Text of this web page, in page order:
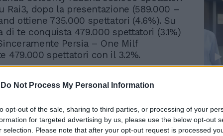
Do Not Process My Personal Information
opt-out of the sale, sharing to third parties, or processing of your
for targeted advertising by us, please use the below opt-out
selection. Please note that after your opt-out request is processed
Rai3, dopo la presentazione (589.000 –
ottiene 735.000 spettatori (4.6%). Su
di te conquista 479.000 spettatori (3.1%)
Persia – One Milf
479.000 spettatori con il 3.2%.
su Rete4, dopo la
(690.000 – 3.7%), Quarto
Piazzapulita segna 863.000 spettatori e
Trump, Meloni e la strategia
americana